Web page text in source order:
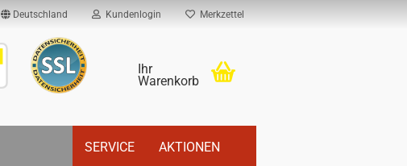
Deutschland Kundenlogin Merkzettel
Ihr
Warenkorb
SERVICE AKTIONEN